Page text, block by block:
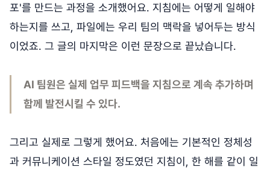
포'를 만드는 과정을 소개했어요. 지침에는 어떻게 일해야
하는지를 쓰고, 파일에는 우리 팀의 맥락을 넣어두는 방식
이었죠. 그 글의 마지막은 이런 문장으로 끝났습니다.
AI 팀원은 실제 업무 피드백을 지침으로 계속 추가하며
함께 발전시킬 수 있다.
그리고 실제로 그렇게 했어요. 처음에는 기본적인 정체성
과 커뮤니케이션 스타일 정도였던 지침이, 한 해를 같이 일